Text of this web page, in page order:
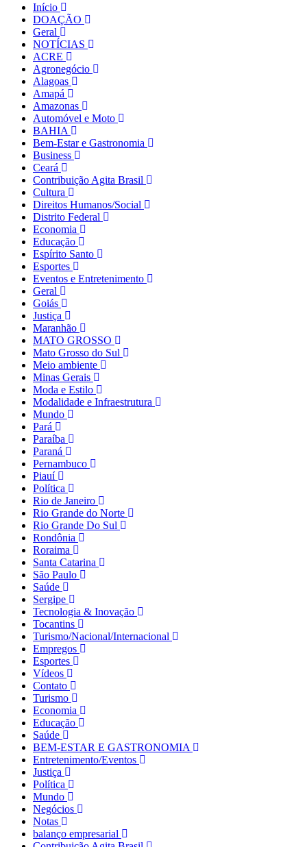
Início
DOAÇÃO
Geral
NOTÍCIAS
ACRE
Agronegócio
Alagoas
Amapá
Amazonas
Automóvel e Moto
BAHIA
Bem-Estar e Gastronomia
Business
Ceará
Contribuição Agita Brasil
Cultura
Direitos Humanos/Social
Distrito Federal
Economia
Educação
Espírito Santo
Esportes
Eventos e Entretenimento
Geral
Goiás
Justiça
Maranhão
MATO GROSSO
Mato Grosso do Sul
Meio ambiente
Minas Gerais
Moda e Estilo
Modalidade e Infraestrutura
Mundo
Pará
Paraíba
Paraná
Pernambuco
Piauí
Política
Rio de Janeiro
Rio Grande do Norte
Rio Grande Do Sul
Rondônia
Roraima
Santa Catarina
São Paulo
Saúde
Sergipe
Tecnologia & Inovação
Tocantins
Turismo/Nacional/Internacional
Empregos
Esportes
Vídeos
Contato
Turismo
Economia
Educação
Saúde
BEM-ESTAR E GASTRONOMIA
Entretenimento/Eventos
Justiça
Política
Mundo
Negócios
Notas
balanço empresarial